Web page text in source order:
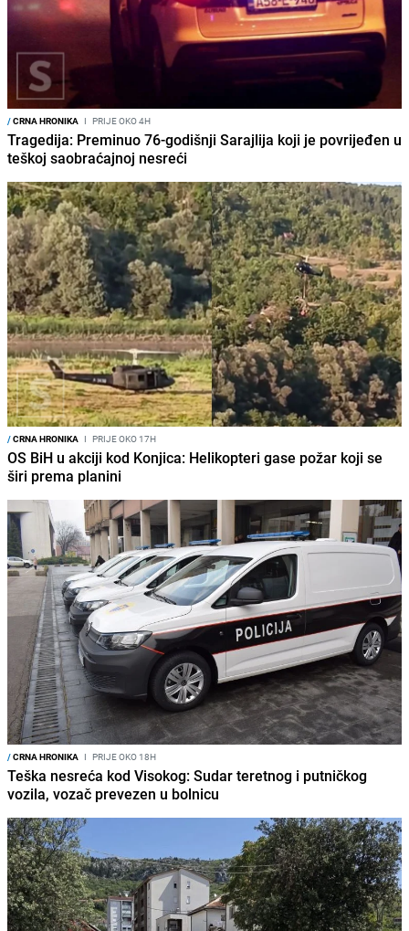
/CRNA HRONIKA I PRIJE OKO 4H
Tragedija: Preminuo 76-godišnji Sarajlija koji je povrijeđen u
teškoj saobraćajnoj nesreći
/CRNA HRONIKA I PRIJE OKO 17H
OS BiH u akciji kod Konjica: Helikopteri gase požar koji se
širi prema planini
/CRNA HRONIKA I PRIJE OKO 18H
Teška nesreća kod Visokog: Sudar teretnog i putničkog
vozila, vozač prevezen u bolnicu